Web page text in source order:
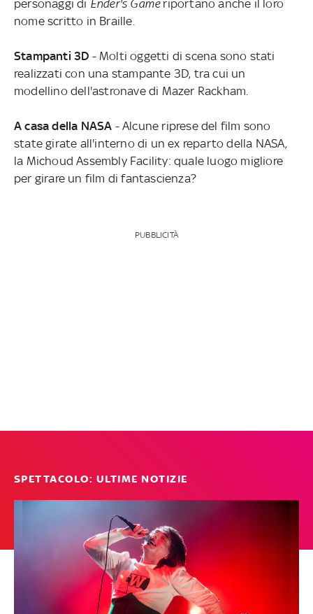
personaggi di Ender's Gameriportano anche il loro
nome scritto in Braille.
Stampanti 3D - Molti oggetti di scena sono stati
realizzati con una stampante 3D, tra cui un
modellino dell'astronave di Mazer Rackham.
A casa della NASA - Alcune riprese del film sono
state girate all'interno di un ex reparto della NASA,
la Michoud Assembly Facility: quale luogo migliore
per girare un film di fantascienza?
PUBBLICITÀ
SPETTACOLO: ULTIME NOTIZIE